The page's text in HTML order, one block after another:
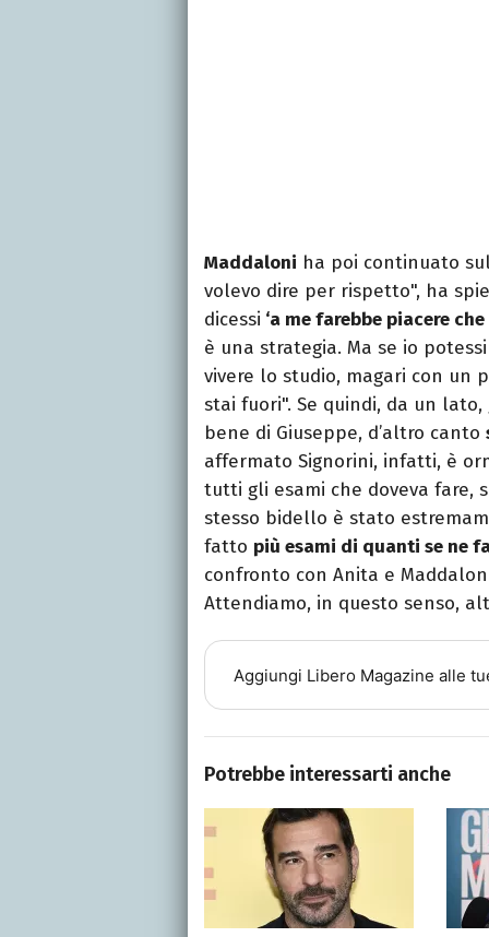
Maddaloni ha poi continuato
volevo dire per rispetto", ha
dicessi ‘a me farebbe piacere
è una strategia. Ma se io
vivere lo studio, magari con un
stai fuori". Se quindi, da un
bene di Giuseppe, d’altro canto
affermato Signorini, infatti, è
tutti gli esami che doveva fare,
stesso bidello è stato
fatto più esami di quanti se ne
confronto con Anita e
Attendiamo, in questo senso,
Aggiungi Libero Magazine alle
Potrebbe interessarti anche